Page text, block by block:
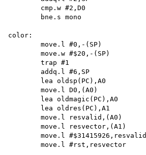
        cmp.w #2,D0
        bne.s mono
color:
        move.l #0,-(SP)
        move.w #$20,-(SP)
        trap #1
        addq.l #6,SP
        lea oldsp(PC),A0
        move.l D0,(A0)
        lea oldmagic(PC),A0
        lea oldres(PC),A1
        move.l resvalid,(A0)
        move.l resvector,(A1)
        move.l #$31415926,resvalid
        move.l #rst,resvector